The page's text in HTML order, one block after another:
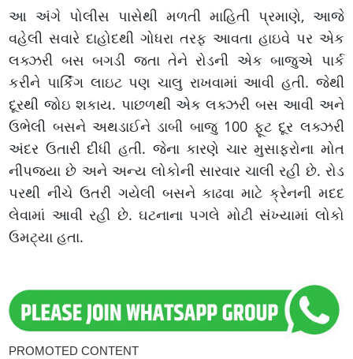
આ અંગે પોલીસ પાસેથી મળતી માહિતી પ્રમાણે, આજે
વહેલી સવારે દાહોદથી ગોધરા તરફ આવતા હાઇવે પર એક
લક્ઝરી બસ બગડી જતા તેને રોડની એક બાજુએ પાર્ક
કરીને પાર્કિંગ લાઇટ પણ ચાલુ રાખવામાં આવી હતી. જેથી
દૂરથી જોઇ શકાય. પાછળથી એક લક્ઝરી બસ આવી અને
ઉભેલી બસને અથડાઈને ડાબી બાજુ 100 ફૂટ દૂર લક્ઝરી
અંદર ઉતારી દીધી હતી. જેના કારણે ચાર મુસાફરોના મોત
નીપજ્યા છે અને અન્ય લોકોની સારવાર ચાલી રહી છે. રોડ
પરથી નીચે ઉતરી ગયેલી બસને કાઢવા માટે ક્રેનની મદદ
લેવામાં આવી રહી છે. ઘટનાના પગલે મોટી સંખ્યામાં લોકો
ઉમટ્યા હતા.